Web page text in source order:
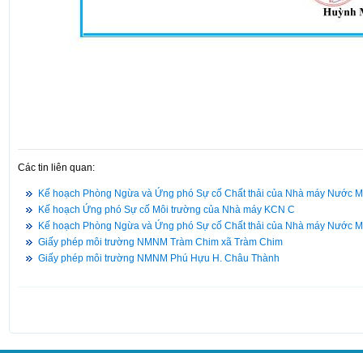
Các tin liên quan:
Kế hoạch Phòng Ngừa và Ứng phó Sự cố Chất thải của Nhà máy Nước
Kế hoạch Ứng phó Sự cố Môi trường của Nhà máy KCN C
Kế hoạch Phòng Ngừa và Ứng phó Sự cố Chất thải của Nhà máy Nước
Giấy phép môi trường NMNM Tràm Chim xã Tràm Chim
Giấy phép môi trường NMNM Phú Hựu H. Châu Thành